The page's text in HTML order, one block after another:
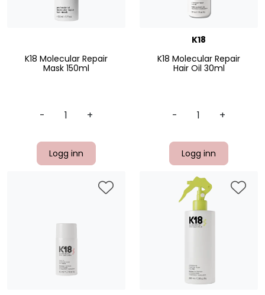
K18 Molecular Repair
Mask 150ml
- +
Logg inn
K18
K18 Molecular Repair
Hair Oil 30ml
- +
Logg inn